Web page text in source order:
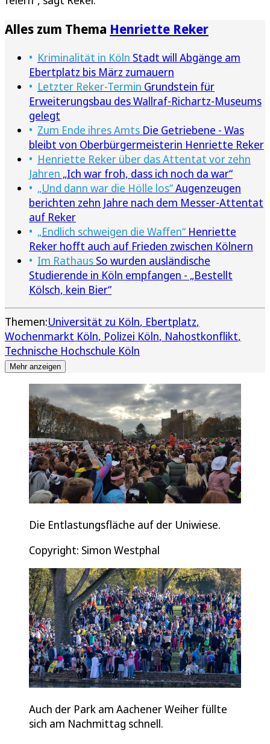
Alles zum Thema Henriette Reker
Kriminalität in Köln Stadt will Abgänge am
Ebertplatz bis März zumauern
Letzter Reker-Termin Grundstein für
Erweiterungsbau des Wallraf-Richartz-Museums
gelegt
Zum Ende ihres Amts Die Getriebene - Was
bleibt von Oberbürgermeisterin Henriette Reker
Henriette Reker über das Attentat vor zehn
Jahren „Ich war froh, dass ich noch da war“
„Und dann war die Hölle los“Augenzeugen
berichten zehn Jahre nach dem Messer-Attentat
auf Reker
„Endlich schweigen die Waffen“ Henriette
Reker hofft auch auf Frieden zwischen Kölnern
Im Rathaus So wurden ausländische
Studierende in Köln empfangen - „Bestellt
Kölsch, kein Bier“
Themen:Universität zu Köln Ebertplatz
Wochenmarkt Köln Polizei Köln Nahostkonflikt
Technische Hochschule Köln
Mehr anzeigen
Die Entlastungsfläche auf der Uniwiese.
Copyright: Simon Westphal
Auch der Park am Aachener Weiher füllte
sich am Nachmittag schnell.